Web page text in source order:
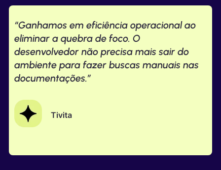
“Ganhamos em eficiência operacional ao
eliminar a quebra de foco. O
desenvolvedor não precisa mais sair do
ambiente para fazer buscas manuais nas
documentações.”
Tivita